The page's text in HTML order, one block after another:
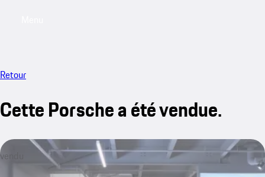
Retour
Cette Porsche a été vendue.
vendu